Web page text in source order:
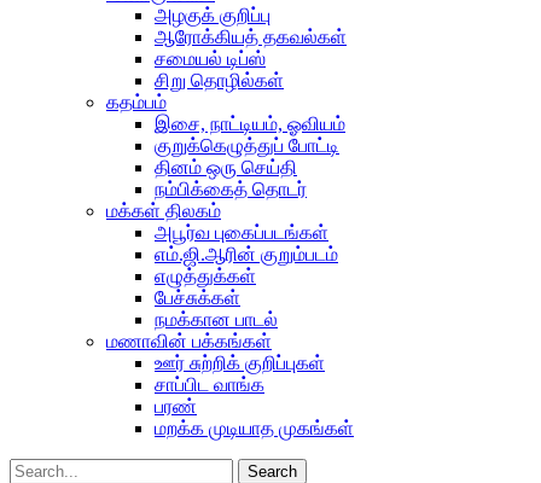
அழகுக் குறிப்பு
ஆரோக்கியத் தகவல்கள்
சமையல் டிப்ஸ்
சிறு தொழில்கள்
கதம்பம்
இசை, நாட்டியம், ஓவியம்
குறுக்கெழுத்துப் போட்டி
தினம் ஒரு செய்தி
நம்பிக்கைத் தொடர்
மக்கள் திலகம்
அபூர்வ புகைப்படங்கள்
எம்.ஜி.ஆரின் குறும்படம்
எழுத்துக்கள்
பேச்சுக்கள்
நமக்கான பாடல்
மணாவின் பக்கங்கள்
ஊர் சுற்றிக் குறிப்புகள்
சாப்பிட வாங்க
பரண்
மறக்க முடியாத முகங்கள்